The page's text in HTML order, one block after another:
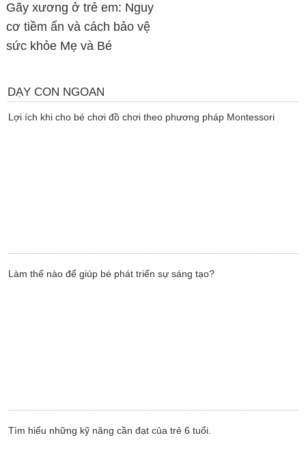
Gãy xương ở trẻ em: Nguy
cơ tiềm ẩn và cách bảo vệ
sức khỏe Mẹ và Bé
DẠY CON NGOAN
Lợi ích khi cho bé chơi đồ chơi theo phương pháp Montessori
Làm thế nào để giúp bé phát triển sự sáng tạo?
Tìm hiểu những kỹ năng cần đạt của trẻ 6 tuổi.